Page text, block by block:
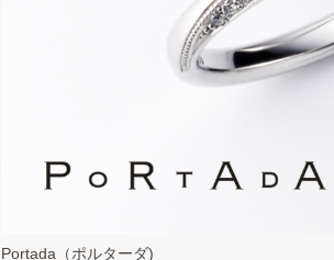
Portada（ポルターダ)